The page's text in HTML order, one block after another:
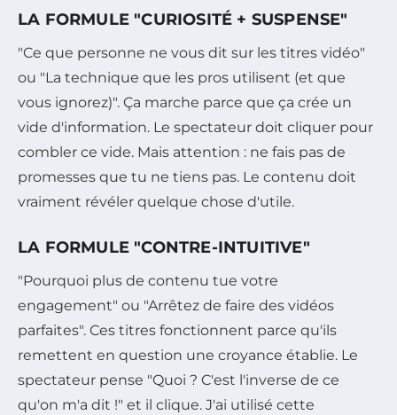
LA FORMULE "CURIOSITÉ + SUSPENSE"
"Ce que personne ne vous dit sur les titres vidéo"
ou "La technique que les pros utilisent (et que
vous ignorez)". Ça marche parce que ça crée un
vide d'information. Le spectateur doit cliquer pour
combler ce vide. Mais attention : ne fais pas de
promesses que tu ne tiens pas. Le contenu doit
vraiment révéler quelque chose d'utile.
LA FORMULE "CONTRE-INTUITIVE"
"Pourquoi plus de contenu tue votre
engagement" ou "Arrêtez de faire des vidéos
parfaites". Ces titres fonctionnent parce qu'ils
remettent en question une croyance établie. Le
spectateur pense "Quoi ? C'est l'inverse de ce
qu'on m'a dit !" et il clique. J'ai utilisé cette